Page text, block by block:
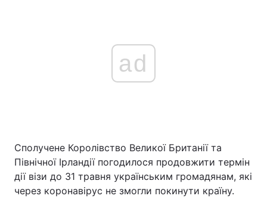
Україна Політика
Економіка Світ
ad
Сполучене Королівство Великої Британії та
Північної Ірландії погодилося продовжити термін
дії візи до 31 травня українським громадянам, які
через коронавірус не змогли покинути країну.